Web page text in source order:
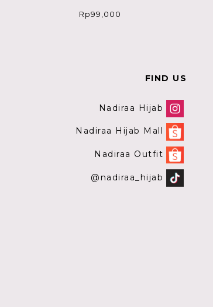
Rp99,000
FIND US
Nadiraa Hijab
Nadiraa Hijab Mall
Nadiraa Outfit
@nadiraa_hijab